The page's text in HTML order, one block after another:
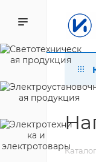
Каталог